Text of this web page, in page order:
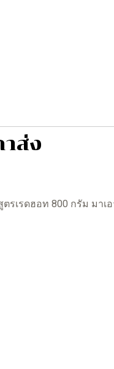
ส่ง
เรดฮอท 800 กรัม มาเ